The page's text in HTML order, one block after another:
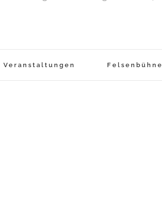
Veranstaltungen Felsenbühne